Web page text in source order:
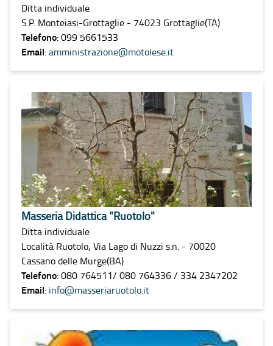
Ditta individuale
S.P. Monteiasi-Grottaglie - 74023 Grottaglie(TA)
Telefono: 099 5661533
Email:amministrazione@motolese.it
Masseria Didattica "Ruotolo"
Ditta individuale
Località Ruotolo, Via Lago di Nuzzi s.n. - 70020
Cassano delle Murge(BA)
Telefono: 080 764511/ 080 764336 / 334 2347202
Email: info@masseriaruotolo.it